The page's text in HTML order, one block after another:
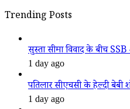
Trending Posts
सुस्ता सीमा विवाद के बीच
1 day ago
पतिलार सीएचसी के हेल्दी बेबी
1 day ago